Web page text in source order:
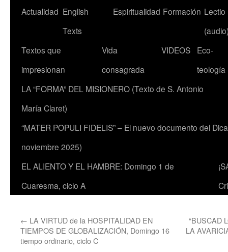
Actualidad English
Texts
Espiritualidad Formación Lectio
Textos que
impresionan
Vida
consagrada
VIDEOS
Eco-
teología
LA “FORMA” DEL MISIONERO (Texto de S. Antonio
María Claret)
“MATER POPULI FIDELIS” – El nuevo documento del
noviembre 2025)
EL ALIENTO Y EL HAMBRE: Domingo 1 de
Cuaresma, ciclo A
← LA VIRTUD de la HOSPITALIDAD EN
TIEMPOS DE GLOBALIZACIÓN, Domingo 16
tiempo ordinario, ciclo C
“BUSCAD
LA